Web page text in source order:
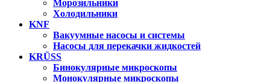
Морозильники
Холодильники
KNF
Вакуумные насосы и системы
Насосы для перекачки жидкостей
KRÜSS
Бинокулярные микроскопы
Монокулярные микроскопы